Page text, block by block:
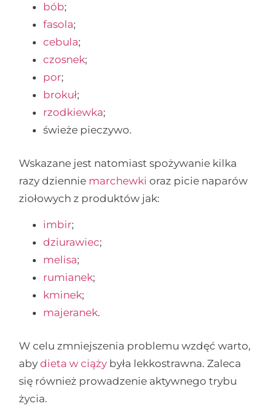
bób;
fasola;
cebula;
czosnek;
por;
brokuł;
rzodkiewka;
świeże pieczywo.
Wskazane jest natomiast spożywanie kilka
razy dziennie marchewki oraz picie naparów
ziołowych z produktów jak:
imbir;
dziurawiec;
melisa;
rumianek;
kminek;
majeranek.
W celu zmniejszenia problemu wzdęć warto,
abydieta w ciąży była lekkostrawna. Zaleca
się również prowadzenie aktywnego trybu
życia.